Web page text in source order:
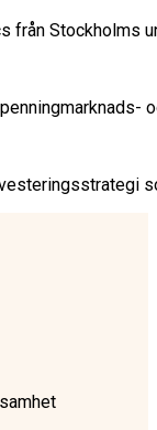
från Stockholms